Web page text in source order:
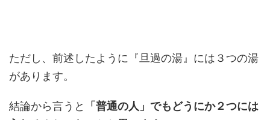
ただし、前述したように『旦過の湯』には３つの湯
があります。
結論から言うと
「普通の人」でもどうにか２つには